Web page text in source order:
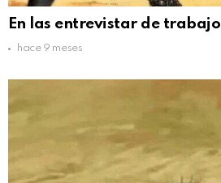
En las entrevistar de trabajo
hace 9 meses